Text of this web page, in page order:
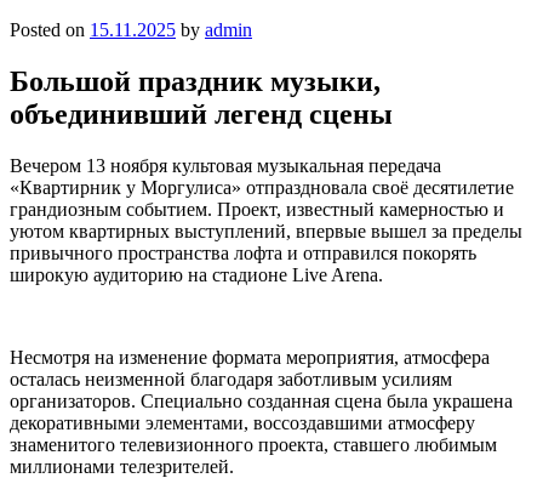
Posted on 15.11.2025 by admin
Большой праздник музыки,
объединивший легенд сцены
Вечером 13 ноября культовая музыкальная передача
«Квартирник у Моргулиса» отпраздновала своё десятилетие
грандиозным событием. Проект, известный камерностью и
уютом квартирных выступлений, впервые вышел за пределы
привычного пространства лофта и отправился покорять
широкую аудиторию на стадионе Live Arena.
Несмотря на изменение формата мероприятия, атмосфера
осталась неизменной благодаря заботливым усилиям
организаторов. Специально созданная сцена была украшена
декоративными элементами, воссоздавшими атмосферу
знаменитого телевизионного проекта, ставшего любимым
миллионами телезрителей.